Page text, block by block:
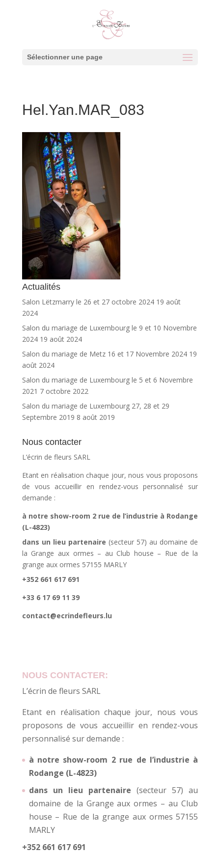
Sélectionner une page
Hel.Yan.MAR_083
Actualités
Salon Lëtzmarry le 26 et 27 octobre 2024 19 août
2024
Salon du mariage de Luxembourg le 9 et 10 Novembre
2024 19 août 2024
Salon du mariage de Metz 16 et 17 Novembre 2024 19
août 2024
Salon du mariage de Luxembourg le 5 et 6 Novembre
2021 7 octobre 2022
Salon du mariage de Luxembourg 27, 28 et 29
Septembre 2019 8 août 2019
Nous contacter
L’écrin de fleurs SARL
Etant en réalisation chaque jour, nous vous proposons
de vous accueillir en rendez-vous personnalisé sur
demande :
à notre show-room 2 rue de l’industrie à Rodange
(L-4823)
dans un lieu partenaire (secteur 57) au domaine de
la Grange aux ormes – au Club house – Rue de la
grange aux ormes 57155 MARLY
+352 661 617 691
+33 6 17 69 11 39
contact@ecrindefleurs.lu
NOUS CONTACTER:
L’écrin de fleurs SARL
Etant en réalisation chaque jour, nous vous
proposons de vous accueillir en rendez-vous
personnalisé sur demande :
à notre show-room 2 rue de l’industrie à
Rodange (L-4823)
dans un lieu partenaire (secteur 57) au
domaine de la Grange aux ormes – au Club
house – Rue de la grange aux ormes 57155
MARLY
+352 661 617 691